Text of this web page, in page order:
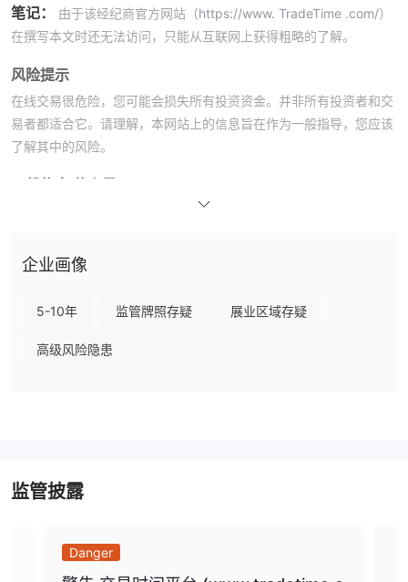
笔记： 由于该经纪商官方网站（https://www. TradeTime .com/）
在撰写本文时还无法访问，只能从互联网上获得粗略的了解。
风险提示
在线交易很危险，您可能会损失所有投资资金。并非所有投资者和交
易者都适合它。请理解，本网站上的信息旨在作为一般指导，您应该
了解其中的风险。
TradeTime是一家不受监管的在线金融服务提供商，擅长提供全面的
及全球，在世界各地战略性地设有多个客户服务办事处，确保为其客
和英国等主要国家，使 TradeTime有效满足各地区贸易商的多样化
嘉信理财
种投资选择、强大的研究工具和直观的界面。
选择、退休计划工具和卓越的客户服务。
企业画像
5-10年 监管牌照存疑 展业区域存疑
高级风险隐患
监管披露
Danger